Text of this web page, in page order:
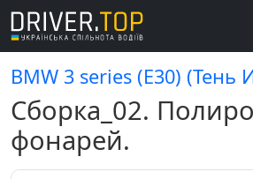
BMW 3 series (E30) (Тень
Сборка_02.
фонарей.